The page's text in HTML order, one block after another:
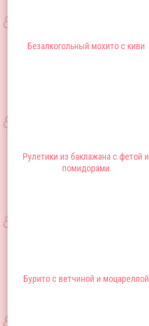
Безалкогольный мохито с киви
Рулетики из баклажана с фетой и
помидорами
Бурито с ветчиной и моцареллой